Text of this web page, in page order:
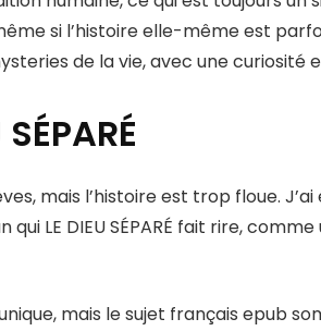
si l’histoire elle-même est
de la vie, avec une
mais l’histoire est trop floue.
LE DIEU SÉPARÉ fait rire,
mais le sujet français epub